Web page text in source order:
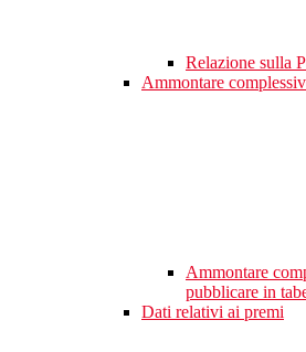
Relazione sulla
Ammontare
Ammontare
pubblicare in
Dati relativi ai premi